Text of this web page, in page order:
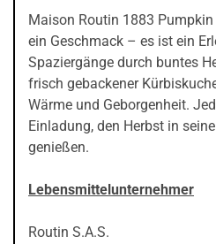
Maison Routin 1883
ein Geschmack – es ist ein
Spaziergänge durch buntes
frisch gebackener
Wärme und Geborgenheit.
Einladung, den Herbst in
genießen.
Lebensmittelunternehmer
Routin S.A.S.